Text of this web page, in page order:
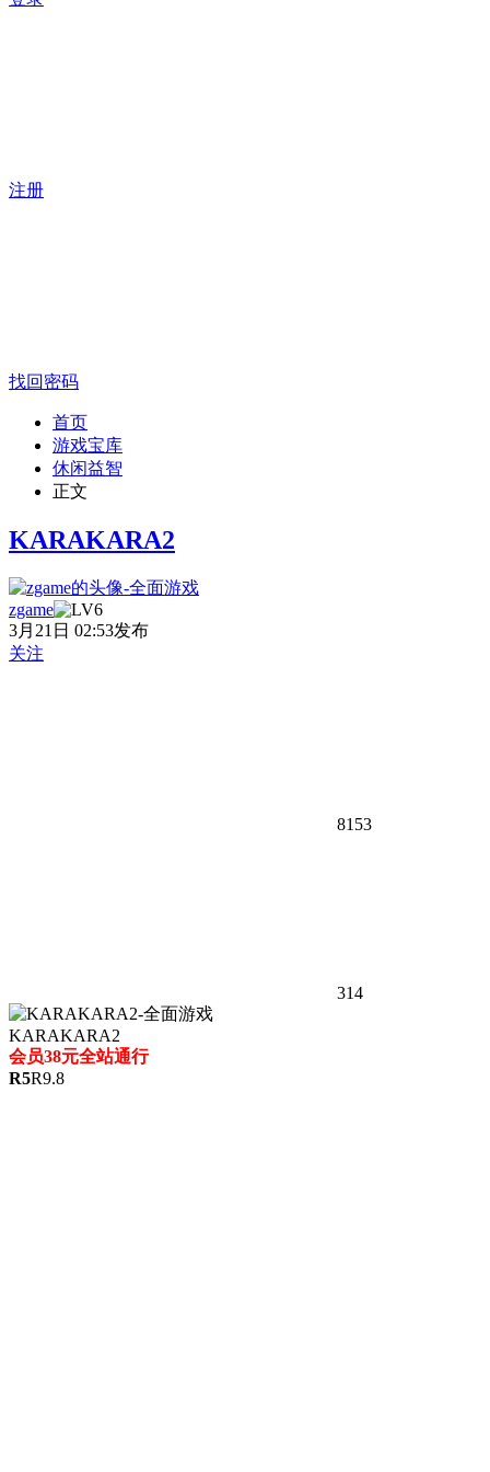
注册
找回密码
首页
游戏宝库
休闲益智
正文
KARAKARA2
zgame
3月21日 02:53发布
关注
8153
314
KARAKARA2
会员38元全站通行
R5R9.8